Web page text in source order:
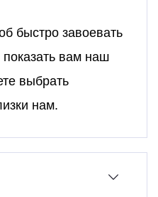
быстро завоевать
вам наш
выбрать
нам.